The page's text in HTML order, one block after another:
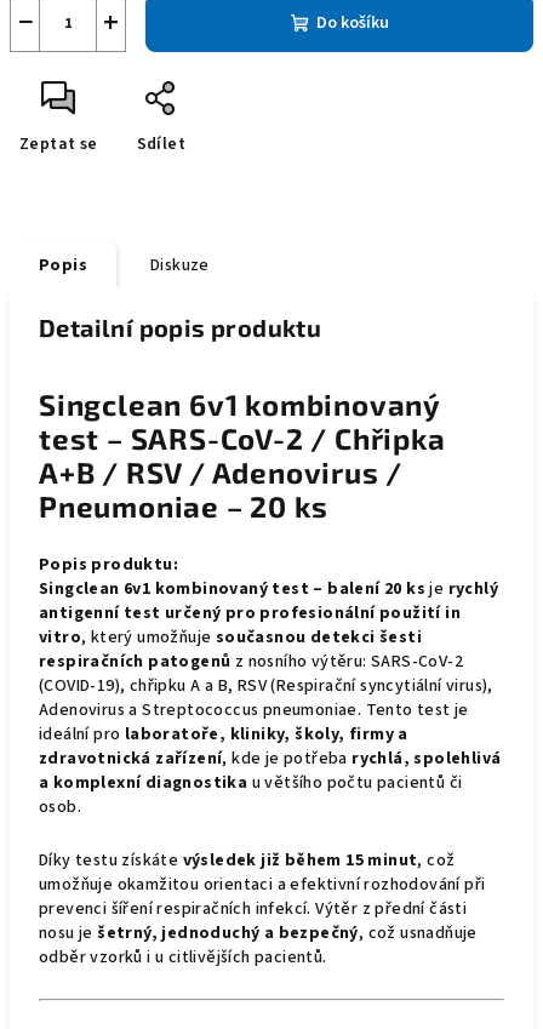
+
− Do košíku
Zeptat se Sdílet
Popis Diskuze
Detailní popis produktu
Singclean 6v1 kombinovaný
test – SARS-CoV-2 / Chřipka
A+B / RSV / Adenovirus /
Pneumoniae – 20 ks
Popis produktu:
Singclean 6v1 kombinovaný test – balení 20 ksje rychlý
antigenní test určený pro profesionální použití in
vitro, který umožňuje současnou detekci šesti
respiračních patogenů z nosního výtěru: SARS-CoV-2
(COVID-19), chřipku A a B, RSV (Respirační syncytiální virus),
Adenovirus a Streptococcus pneumoniae. Tento test je
ideální pro laboratoře, kliniky, školy, firmy a
zdravotnická zařízení, kde je potřeba rychlá, spolehlivá
a komplexní diagnostika u většího počtu pacientů či
osob.
Díky testu získáte výsledek již během 15 minut, což
umožňuje okamžitou orientaci a efektivní rozhodování při
prevenci šíření respiračních infekcí. Výtěr z přední části
nosu ješetrný, jednoduchý a bezpečný, což usnadňuje
odběr vzorků i u citlivějších pacientů.